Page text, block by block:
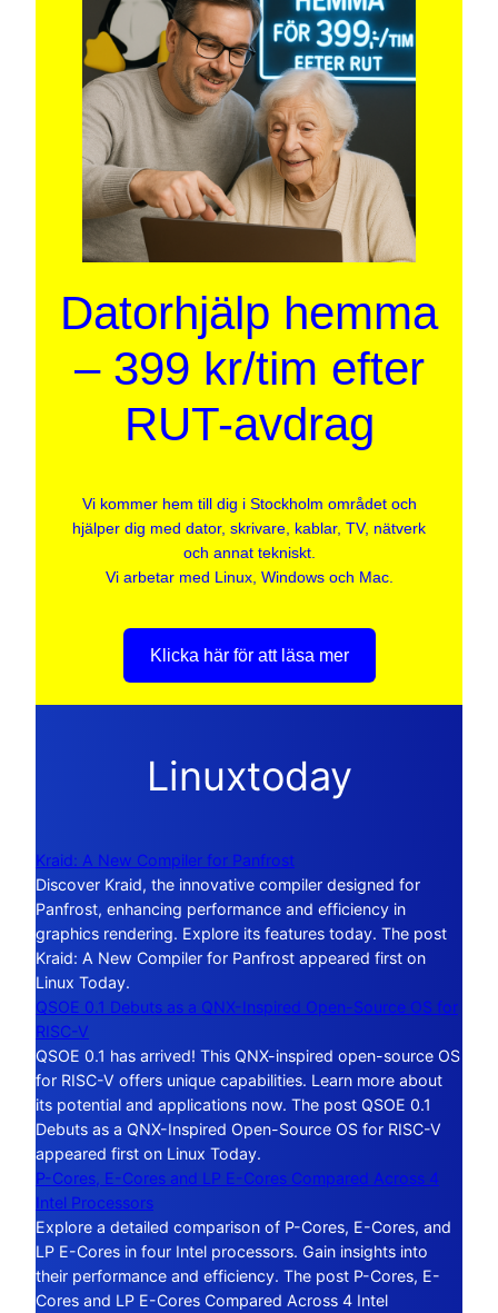
Datorhjälp hemma
– 399 kr/tim efter
RUT-avdrag
Vi kommer hem till dig i Stockholm området och
hjälper dig med dator, skrivare, kablar, TV, nätverk
och annat tekniskt.
Vi arbetar med Linux, Windows och Mac.
Klicka här för att läsa mer
Linuxtoday
Kraid: A New Compiler for Panfrost
Discover Kraid, the innovative compiler designed for
Panfrost, enhancing performance and efficiency in
graphics rendering. Explore its features today. The post
Kraid: A New Compiler for Panfrost appeared first on
Linux Today.
QSOE 0.1 Debuts as a QNX-Inspired Open-Source OS for
RISC-V
QSOE 0.1 has arrived! This QNX-inspired open-source OS
for RISC-V offers unique capabilities. Learn more about
its potential and applications now. The post QSOE 0.1
Debuts as a QNX-Inspired Open-Source OS for RISC-V
appeared first on Linux Today.
P-Cores, E-Cores and LP E-Cores Compared Across 4
Intel Processors
Explore a detailed comparison of P-Cores, E-Cores, and
LP E-Cores in four Intel processors. Gain insights into
their performance and efficiency. The post P-Cores, E-
Cores and LP E-Cores Compared Across 4 Intel